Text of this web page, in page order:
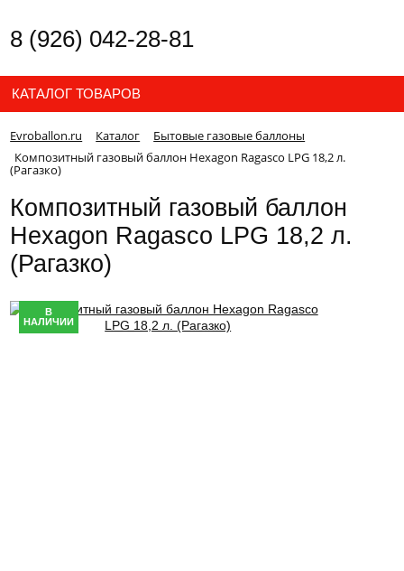
8 (926) 042-28-81
КАТАЛОГ ТОВАРОВ
Evroballon.ru Каталог
Бытовые газовые баллоны
Композитный газовый баллон Hexagon Ragasco LPG 18,2 л.
(Рагазко)
Композитный газовый баллон
Hexagon Ragasco LPG 18,2 л.
(Рагазко)
В
НАЛИЧИИ